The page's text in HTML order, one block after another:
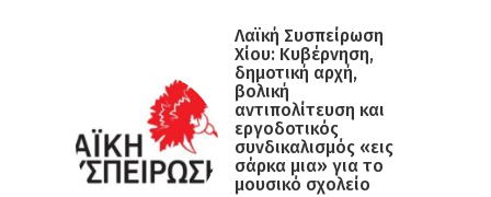
Λαϊκή Συσπείρωση
Χίου: Κυβέρνηση,
δημοτική αρχή,
βολική
αντιπολίτευση και
εργοδοτικός
συνδικαλισμός «εις
σάρκα μια» για το
μουσικό σχολείο